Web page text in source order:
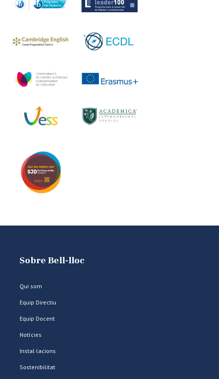
Sobre Bell-lloc
Qui som
Equip Directiu
Equip Docent
Notícies
Instal·lacions
Sostenibilitat